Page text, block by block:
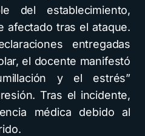
del establecimiento,
afectado tras el ataque.
entregadas
el docente manifestó
y el estrés”
Tras el incidente,
médica debido al